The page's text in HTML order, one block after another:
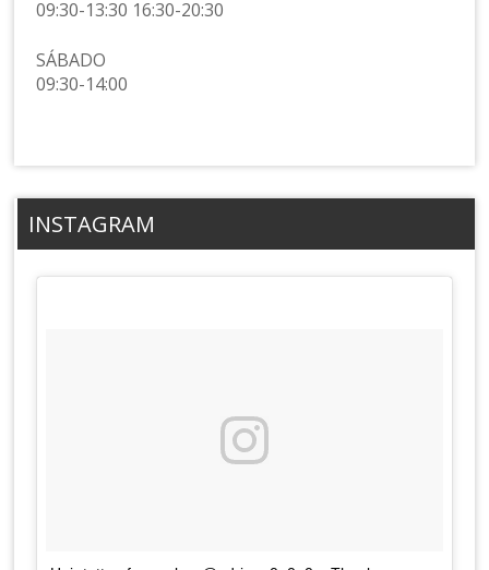
09:30-13:30 16:30-20:30
SÁBADO
09:30-14:00
INSTAGRAM